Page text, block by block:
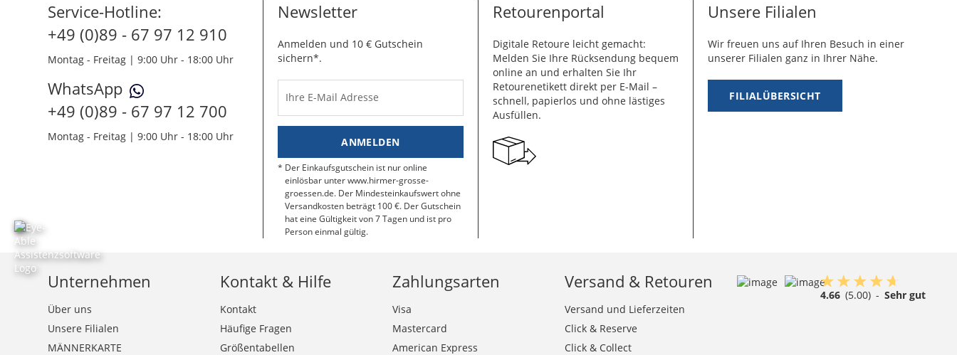
Service-Hotline:
+49 (0)89 - 67 97 12 910
Montag - Freitag | 9:00 Uhr - 18:00 Uhr
WhatsApp
+49 (0)89 - 67 97 12 700
Montag - Freitag | 9:00 Uhr - 18:00 Uhr
Newsletter
Anmelden und 10 € Gutschein
sichern*.
Ihre E-Mail Adresse
ANMELDEN
Der Einkaufsgutschein ist nur online
einlösbar unter www.hirmer-grosse-
groessen.de. Der Mindesteinkaufswert ohne
Versandkosten beträgt 100 €. Der Gutschein
hat eine Gültigkeit von 7 Tagen und ist pro
Person einmal gültig.
Retourenportal
Digitale Retoure leicht gemacht:
Melden Sie Ihre Rücksendung bequem
online an und erhalten Sie Ihr
Retourenetikett direkt per E-Mail –
schnell, papierlos und ohne lästiges
Ausfüllen.
Unsere Filialen
Wir freuen uns auf Ihren Besuch in einer
unserer Filialen ganz in Ihrer Nähe.
FILIALÜBERSICHT
Unternehmen
Über uns
Unsere Filialen
MÄNNERKARTE
Kontakt & Hilfe
Kontakt
Häufige Fragen
Größentabellen
Zahlungsarten
Visa
Mastercard
American Express
Versand & Retouren
Versand und Lieferzeiten
Click & Reserve
Click & Collect
4.66 (5.00) - Sehr gut